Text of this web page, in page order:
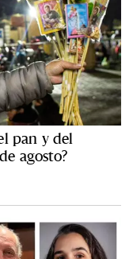
pan y del
agosto?